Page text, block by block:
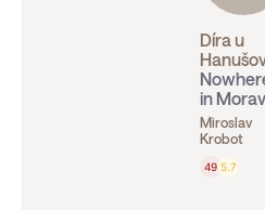
Díra u
in
Miroslav
Krobot
49 5.7